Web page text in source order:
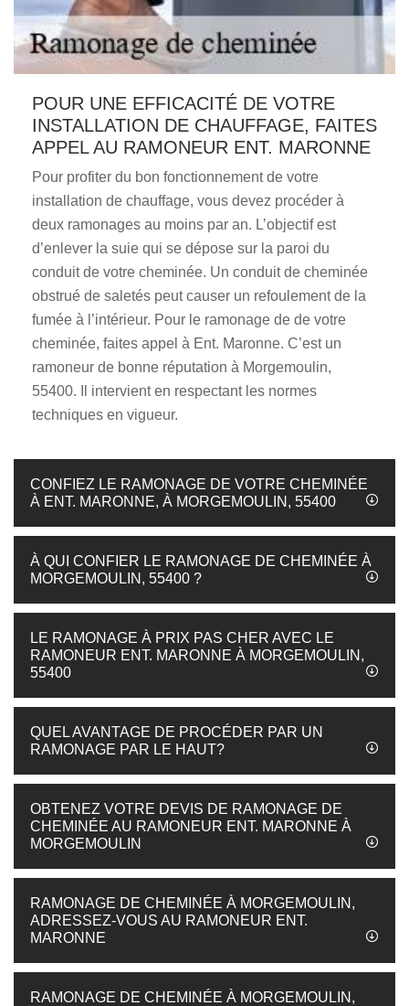
POUR UNE EFFICACITÉ DE VOTRE
INSTALLATION DE CHAUFFAGE, FAITES
APPEL AU RAMONEUR ENT. MARONNE
Pour profiter du bon fonctionnement de votre
installation de chauffage, vous devez procéder à
deux ramonages au moins par an. L’objectif est
d’enlever la suie qui se dépose sur la paroi du
conduit de votre cheminée. Un conduit de cheminée
obstrué de saletés peut causer un refoulement de la
fumée à l’intérieur. Pour le ramonage de de votre
cheminée, faites appel à Ent. Maronne. C’est un
ramoneur de bonne réputation à Morgemoulin,
55400. Il intervient en respectant les normes
techniques en vigueur.
CONFIEZ LE RAMONAGE DE VOTRE CHEMINÉE
À ENT. MARONNE, À MORGEMOULIN, 55400
À QUI CONFIER LE RAMONAGE DE CHEMINÉE À
MORGEMOULIN, 55400 ?
LE RAMONAGE À PRIX PAS CHER AVEC LE
RAMONEUR ENT. MARONNE À MORGEMOULIN,
55400
QUEL AVANTAGE DE PROCÉDER PAR UN
RAMONAGE PAR LE HAUT?
OBTENEZ VOTRE DEVIS DE RAMONAGE DE
CHEMINÉE AU RAMONEUR ENT. MARONNE À
MORGEMOULIN
RAMONAGE DE CHEMINÉE À MORGEMOULIN,
ADRESSEZ-VOUS AU RAMONEUR ENT.
MARONNE
RAMONAGE DE CHEMINÉE À MORGEMOULIN,